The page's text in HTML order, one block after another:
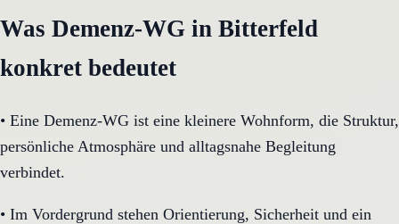
Was Demenz-WG in Bitterfeld
konkret bedeutet
• Eine Demenz-WG ist eine kleinere Wohnform, die Struktur,
persönliche Atmosphäre und alltagsnahe Begleitung
verbindet.
• Im Vordergrund stehen Orientierung, Sicherheit und ein